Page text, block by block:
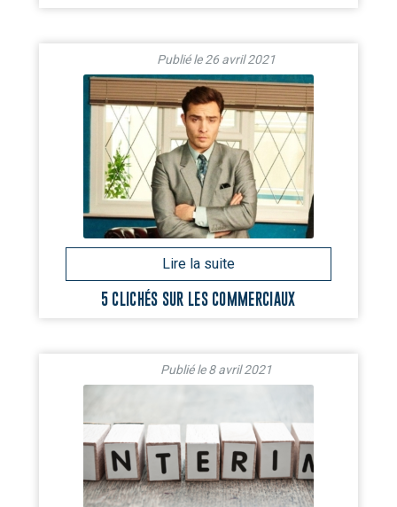
5 CLICHÉS SUR LES COMMERCIAUX
26 avril 2021
8 avril 2021